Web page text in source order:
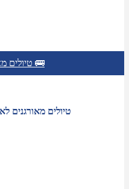
טיולים מאורגנים 🚌
טיולים מאורגנים